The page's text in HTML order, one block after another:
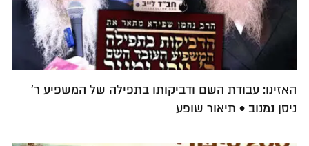
האזינו: עבודת השם ודביקותו בתפילה של המשפיע ר'
ניסן נמנוב • תיאור שופע